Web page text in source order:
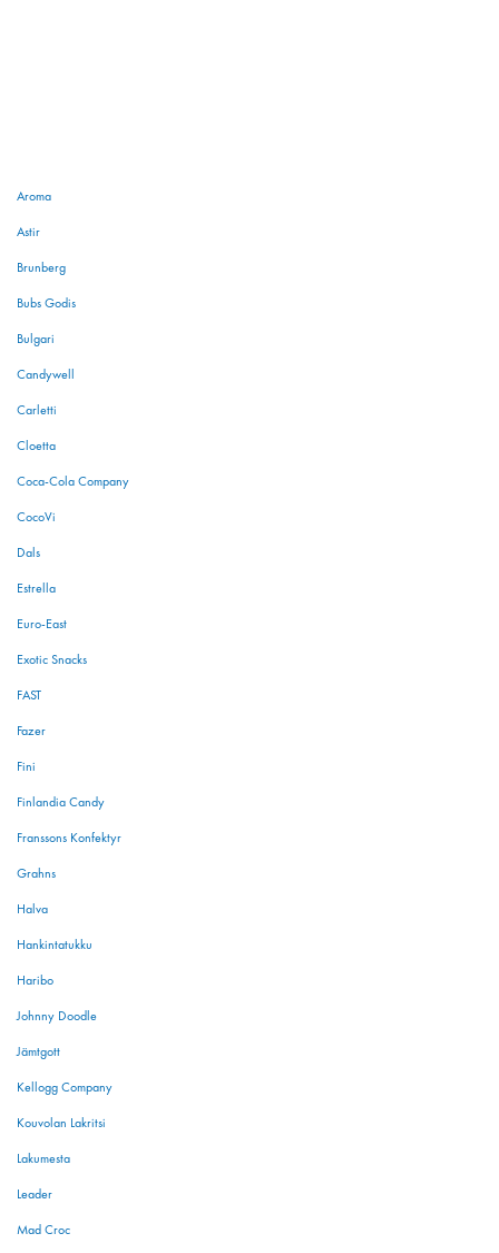
Aroma
Astir
Brunberg
Bubs Godis
Bulgari
Candywell
Carletti
Cloetta
Coca-Cola Company
CocoVi
Dals
Estrella
Euro-East
Exotic Snacks
FAST
Fazer
Fini
Finlandia Candy
Franssons Konfektyr
Grahns
Halva
Hankintatukku
Haribo
Johnny Doodle
Jämtgott
Kellogg Company
Kouvolan Lakritsi
Lakumesta
Leader
Mad Croc